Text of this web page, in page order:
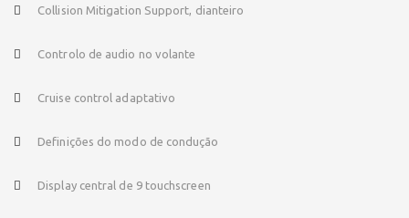
Collision Mitigation Support, dianteiro
Controlo de audio no volante
Cruise control adaptativo
Definições do modo de condução
Display central de 9 touchscreen